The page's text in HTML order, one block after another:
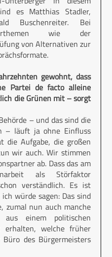
es Matthias Stadler,
Buschenreiter. Bei
wie der
von Alternativen zur
gewohnt, dass
Partei de facto alleine
die Grünen mit – sorgt
– und das sind die
– läuft ja ohne Einfluss
die Aufgabe, die großen
wir auch. Wir stimmen
ab. Dass das am
als Störfaktor
verständlich. Es ist
würde sagen: Das sind
zumal nun auch manche
aus einem politischen
erhalten, welche früher
des Bürgermeisters